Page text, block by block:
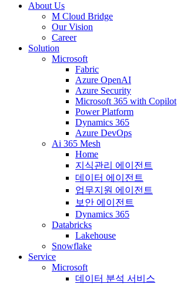
About Us
M Cloud Bridge
Our Vision
Career
Solution
Microsoft
Fabric
Azure OpenAI
Azure Security
Microsoft 365 with Copilot
Power Platform
Dynamics 365
Azure DevOps
Ai 365 Mesh
Home
지식관리 에이전트
데이터 에이전트
업무지원 에이전트
보안 에이전트
Dynamics 365
Databricks
Lakehouse
Snowflake
Service
Microsoft
데이터 분석 서비스